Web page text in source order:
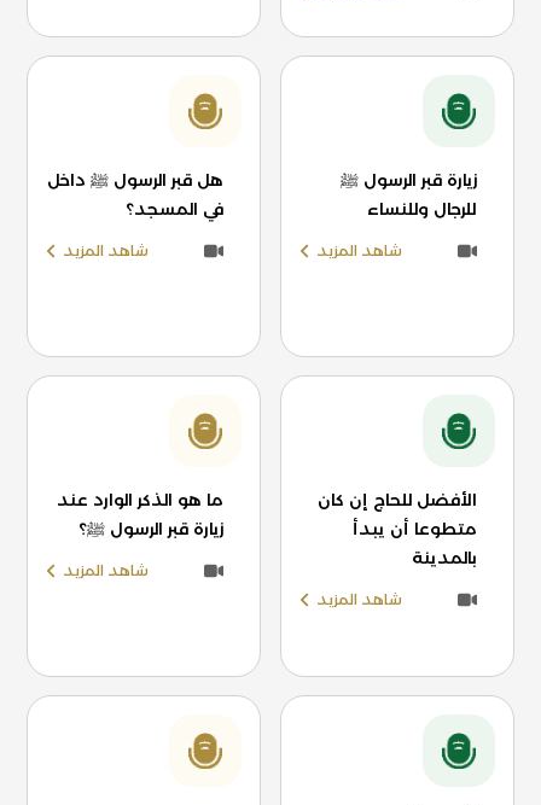
زيارة قبر الرسول ﷺ
للرجال وللنساء
شاهد المزيد
هل قبر الرسول ﷺ داخل
في المسجد؟
شاهد المزيد
الأفضل للحاج إن كان
متطوعا أن يبدأ
بالمدينة
شاهد المزيد
ما هو الذكر الوارد عند
زيارة قبر الرسول ﷺ؟
شاهد المزيد